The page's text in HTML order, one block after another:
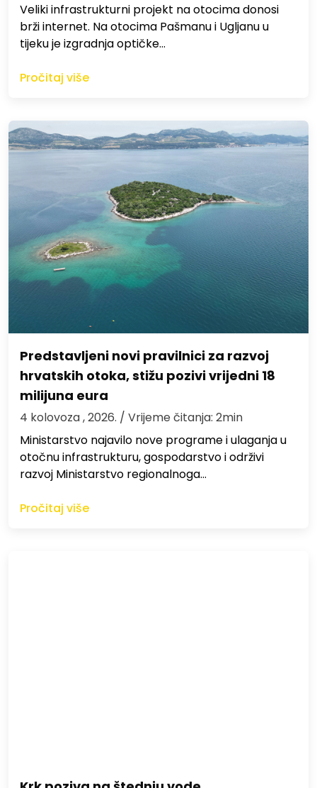
Veliki infrastrukturni projekt na otocima donosi
brži internet. Na otocima Pašmanu i Ugljanu u
tijeku je izgradnja optičke…
Pročitaj više
Predstavljeni novi pravilnici za razvoj
hrvatskih otoka, stižu pozivi vrijedni 18
milijuna eura
4 kolovoza , 2026. / Vrijeme čitanja: 2min
Ministarstvo najavilo nove programe i ulaganja u
otočnu infrastrukturu, gospodarstvo i održivi
razvoj Ministarstvo regionalnoga…
Pročitaj više